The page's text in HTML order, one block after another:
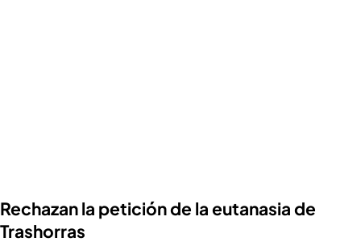
Rechazan la petición de la eutanasia de
Trashorras